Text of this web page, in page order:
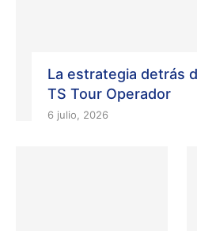
La estrategia detrás
TS Tour Operador
6 julio, 2026